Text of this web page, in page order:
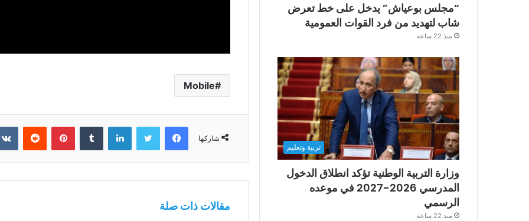
Mobile
شاركها
فيسبوك تويتر لينكدإن بينتيريست
مقالات ذات صلة
“مجلس بوعياش” يدخل على خط تعرض
شاب لتهديد من فرد القوات العمومية
منذ 22 ساعة
تربية وتعليم
وزارة التربية الوطنية تؤكد انطلاق الدخول
المدرسي 2026-2027 في موعده
الرسمي
منذ 22 ساعة